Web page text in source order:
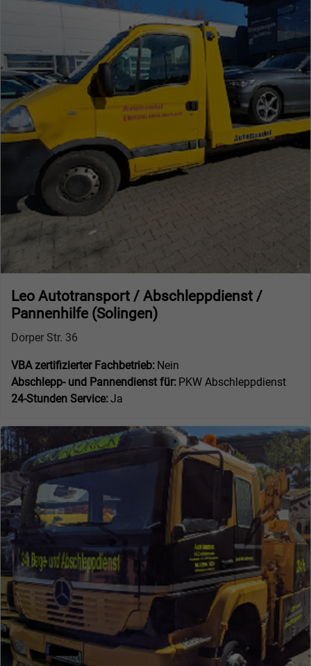
Leo Autotransport / Abschleppdienst /
Pannenhilfe (Solingen)
Dorper Str. 36
VBA zertifizierter Fachbetrieb: Nein
Abschlepp- und Pannendienst für: PKW Abschleppdienst
24-Stunden Service:Ja